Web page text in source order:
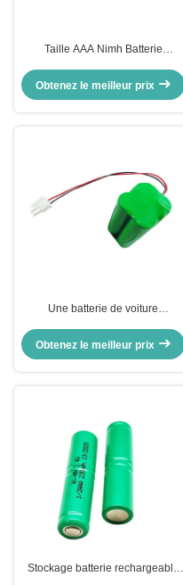
Taille AAA Nimh Batterie
Ni-Mh AAA 800mAh 1,2v
Obtenez le meilleur prix
Une batterie de voiture
1300mah
Obtenez le meilleur prix
Stockage batterie rechargeable